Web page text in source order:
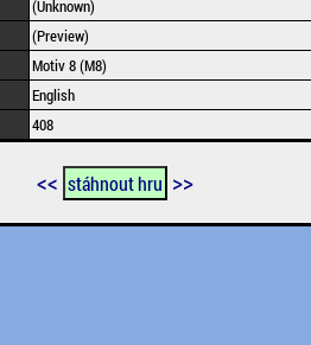
(Unknown)
(Preview)
Motiv 8 (M8)
English
408
<< stáhnout hru >>